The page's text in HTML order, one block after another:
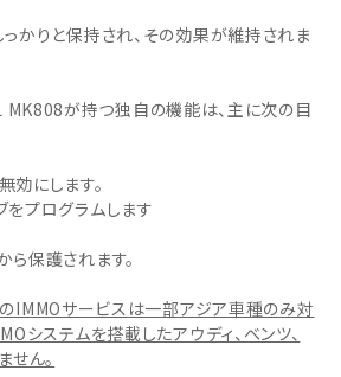
っかりと保持され、その効果が維持されま
が持つ独自の機能は、主に次の目
効にします。
をプログラムします
ら保護されます。
IMMOサービスは一部アジア車種のみ対
システムを搭載したアウディ、ベンツ、
せん。